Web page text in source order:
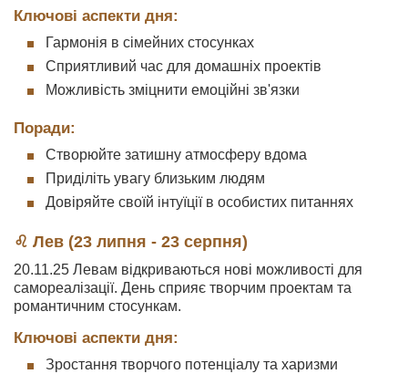
Ключові аспекти дня:
Гармонія в сімейних стосунках
Сприятливий час для домашніх проектів
Можливість зміцнити емоційні зв'язки
Поради:
Створюйте затишну атмосферу вдома
Приділіть увагу близьким людям
Довіряйте своїй інтуїції в особистих питаннях
♌ Лев (23 липня - 23 серпня)
20.11.25 Левам відкриваються нові можливості для
самореалізації. День сприяє творчим проектам та
романтичним стосункам.
Ключові аспекти дня:
Зростання творчого потенціалу та харизми